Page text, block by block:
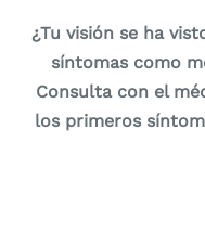
¿Tu visión se ha
síntomas como
Consulta con el
los primeros